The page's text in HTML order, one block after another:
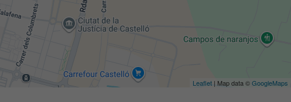
Leaflet | Map data ©GoogleMaps